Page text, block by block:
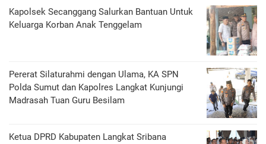
Kapolsek Secanggang Salurkan Bantuan Untuk
Keluarga Korban Anak Tenggelam
Pererat Silaturahmi dengan Ulama, KA SPN
Polda Sumut dan Kapolres Langkat Kunjungi
Madrasah Tuan Guru Besilam
Ketua DPRD Kabupaten Langkat Sribana